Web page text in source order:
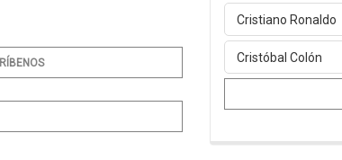
Cristiano Ronaldo
Cristóbal Colón